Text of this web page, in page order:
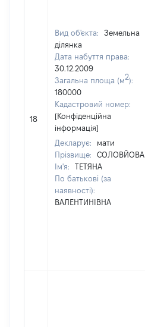
18
Вид об'єкта:
Земельна
ділянка
Дата набуття права:
30.12.2009
Загальна площа (м2):
180000
Кадастровий номер:
[Конфіденційна
інформація]
Декларує:
мати
Прізвище:
СОЛОВЙОВА
Ім'я:
ТЕТЯНА
По батькові (за
наявності):
ВАЛЕНТИНІВНА